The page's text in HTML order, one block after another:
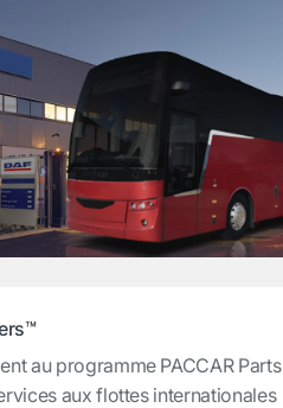
au programme PACCAR Parts
aux flottes internationales